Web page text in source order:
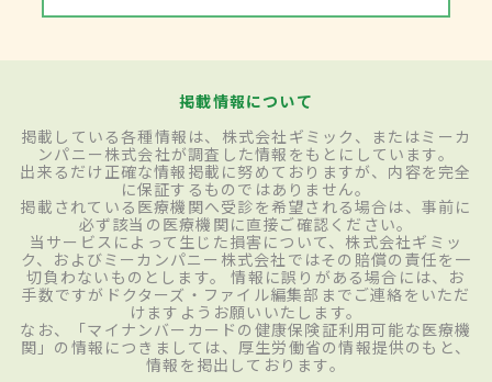
掲載情報について
掲載している各種情報は、株式会社ギミック、またはミーカ
ンパニー株式会社が調査した情報をもとにしています。
出来るだけ正確な情報掲載に努めておりますが、内容を完全
に保証するものではありません。
掲載されている医療機関へ受診を希望される場合は、事前に
必ず該当の医療機関に直接ご確認ください。
当サービスによって生じた損害について、株式会社ギミッ
ク、およびミーカンパニー株式会社ではその賠償の責任を一
切負わないものとします。 情報に誤りがある場合には、お
手数ですがドクターズ・ファイル編集部までご連絡をいただ
けますようお願いいたします。
なお、「マイナンバーカードの健康保険証利用可能な医療機
関」の情報につきましては、厚生労働省の情報提供のもと、
情報を掲出しております。